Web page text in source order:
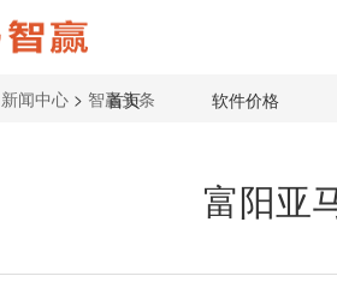
首页 软件价格
新闻中心 > 智赢头条
富阳亚